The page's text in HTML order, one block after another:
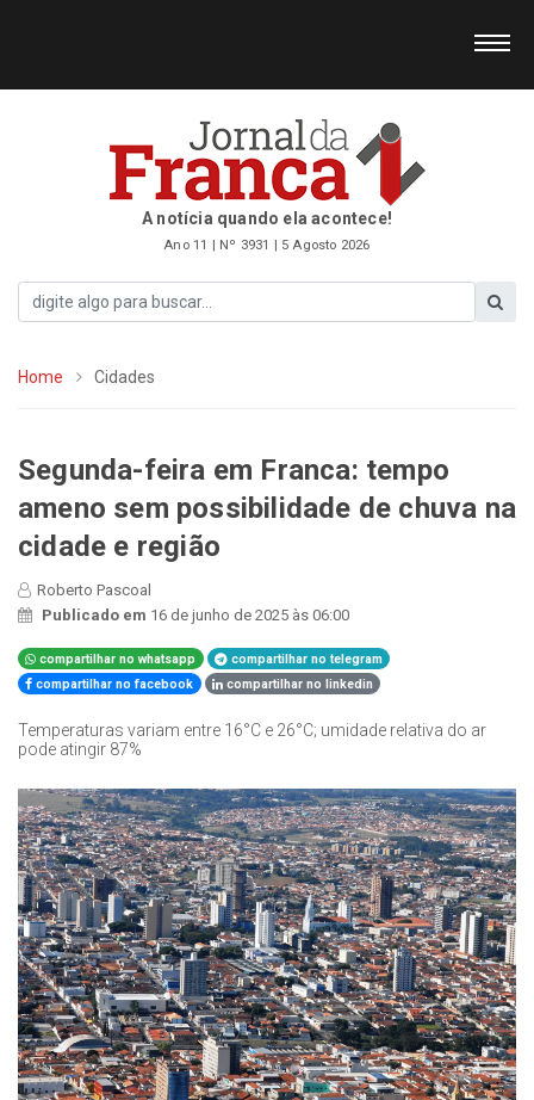
A notícia quando ela acontece!
Ano 11 | Nº 3931 | 5 Agosto 2026
Home Cidades
Segunda-feira em Franca: tempo
ameno sem possibilidade de chuva na
cidade e região
Roberto Pascoal
Publicado em 16 de junho de 2025 às 06:00
compartilhar no whatsapp
compartilhar no telegram
compartilhar no facebook
compartilhar no linkedin
Temperaturas variam entre 16°C e 26°C; umidade relativa do ar
pode atingir 87%